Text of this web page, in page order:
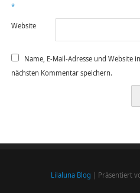
*
Website
Name, E-Mail-Adresse und Website
nächsten Kommentar speichern.
Lilaluna Blog | Präsentiert